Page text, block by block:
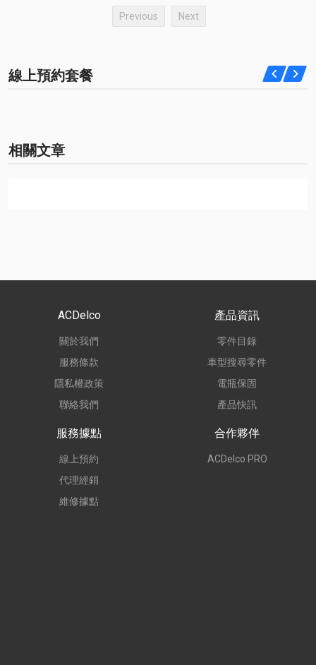
Previous Next
線上預約套餐
相關文章
ACDelco
關於我們
服務條款
隱私權政策
聯絡我們
產品資訊
零件目錄
車型搜尋零件
電瓶保固
產品快訊
服務據點
線上預約
代理經銷
維修據點
合作夥伴
ACDelco PRO